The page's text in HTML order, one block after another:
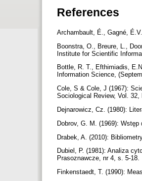
References
Archambault, É., Gagné,
Boonstra, O., Breure, L.,
Institute for Scientific
Bottle, R. T., Efthimiadis,
Information Science,
Cole, S & Cole, J (1967):
Sociological Review, Vol.
Dejnarowicz, Cz. (1980):
Dobrov, G. M. (1969):
Drabek, A. (2010):
Dubiel, P. (1981): Analiza
Prasoznawcze, nr 4, s. 5-18.
Finkenstaedt, T. (1990):